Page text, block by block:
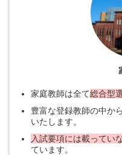
家庭教師は全て総合型
豊富な登録教師の中から
いたします。
入試要項には載ってい
ています。